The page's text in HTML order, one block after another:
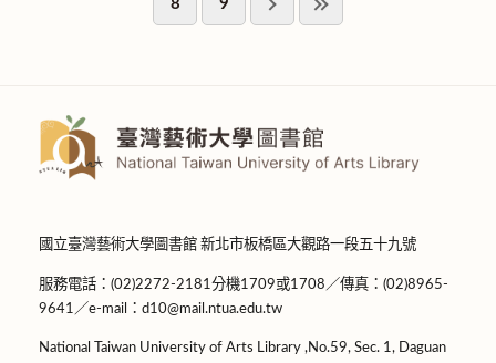
8 9
國立臺灣藝術大學圖書館 新北市板橋區大觀路一段五十九號
服務電話：(02)2272-2181分機1709或1708／傳真：(02)8965-
9641／e-mail：d10@mail.ntua.edu.tw
National Taiwan University of Arts Library ,No.59, Sec. 1, Daguan